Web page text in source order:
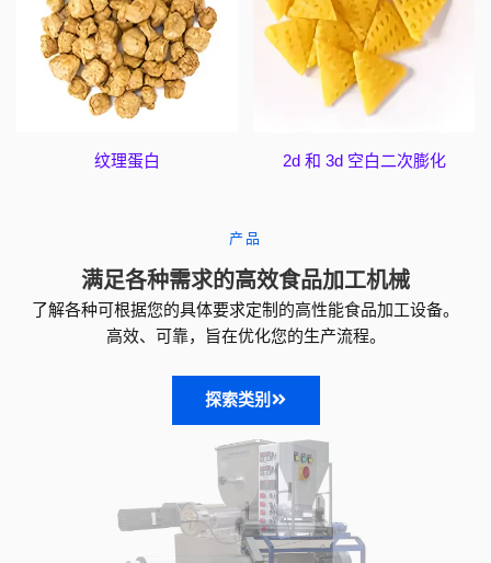
纹理蛋白 2d 和 3d 空白二次膨化
产品
满足各种需求的高效食品加工机械
了解各种可根据您的具体要求定制的高性能食品加工设备。
高效、可靠，旨在优化您的生产流程。
探索类别